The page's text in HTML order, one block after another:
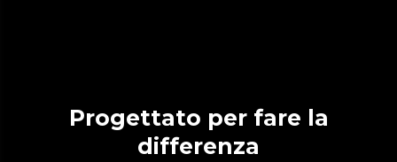
Progettato per fare la
differenza